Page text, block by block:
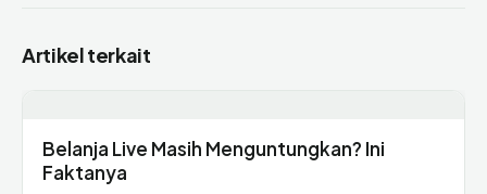
Artikel terkait
Belanja Live Masih Menguntungkan? Ini
Faktanya